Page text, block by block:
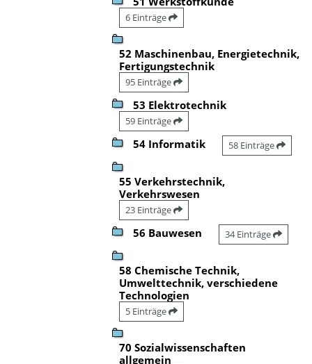
6 Einträge
52 Maschinenbau, Energietechnik,
Fertigungstechnik
95 Einträge
53 Elektrotechnik
59 Einträge
54 Informatik 58 Einträge
55 Verkehrstechnik,
Verkehrswesen
23 Einträge
56 Bauwesen 34 Einträge
58 Chemische Technik,
Umwelttechnik, verschiedene
Technologien
5 Einträge
70 Sozialwissenschaften
allgemein